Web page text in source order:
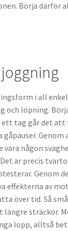
Börja därför
i all
och löpning.
ett tag går det
någon
är precis
Genom
effekterna av
över tid. Så
sträckor.
lopp, alltså